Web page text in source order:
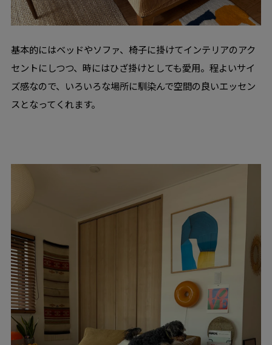
基本的にはベッドやソファ、椅子に掛けてインテリアのアク
セントにしつつ、時にはひざ掛けとしても愛用。程よいサイ
ズ感なので、いろいろな場所に馴染んで空間の良いエッセン
スとなってくれます。